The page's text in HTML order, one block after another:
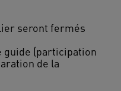
seront fermés
guide (participation
de la